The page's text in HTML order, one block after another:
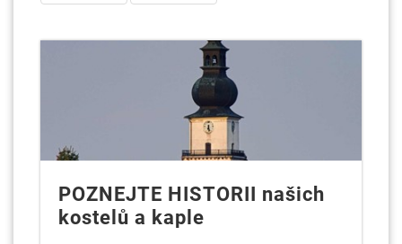
POZNEJTE HISTORII našich
kostelů a kaple